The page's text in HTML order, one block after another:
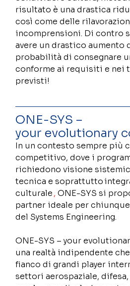
risultato è una drastica
così come delle
incomprensioni. Di contro
avere un drastico aumento
probabilità di consegnare
conforme ai requisiti e nei
previsti!
ONE-SYS –
your evolutionary
In un contesto sempre più
competitivo, dove i
richiedono visione
tecnica e soprattutto
culturale , ONE-SYS si
partner ideale per
del Systems Engineering.
ONE-SYS – your
una realtà indipendente
fianco di grandi player
settori aerospaziale,